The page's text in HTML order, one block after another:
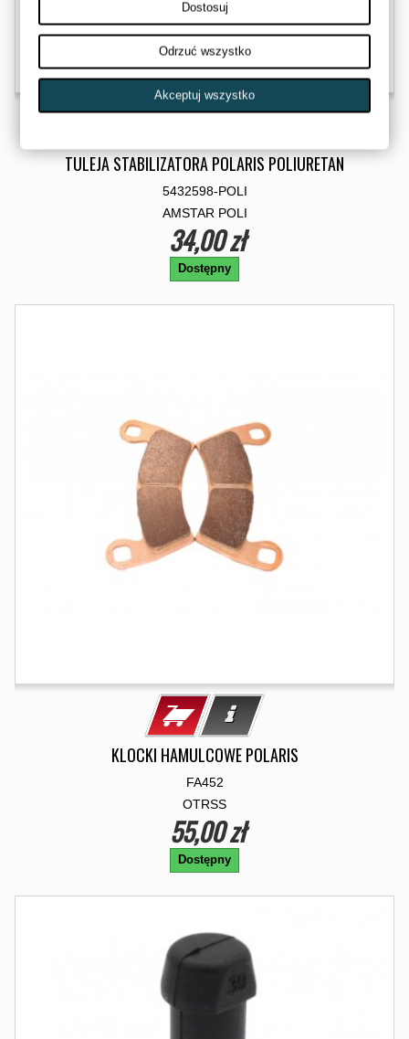
TULEJA STABILIZATORA POLARIS POLIURETAN
5432598-POLI
AMSTAR POLI
34,00 zł
Dostępny
KLOCKI HAMULCOWE POLARIS
FA452
OTRSS
55,00 zł
Dostępny
Dostosuj
Odrzuć wszystko
Akceptuj wszystko